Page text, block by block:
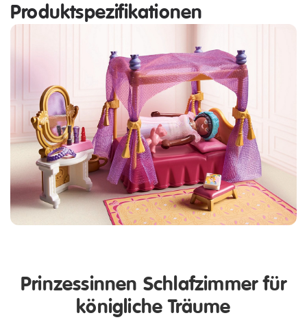
Produktspezifikationen
Prinzessinnen Schlafzimmer für
königliche Träume